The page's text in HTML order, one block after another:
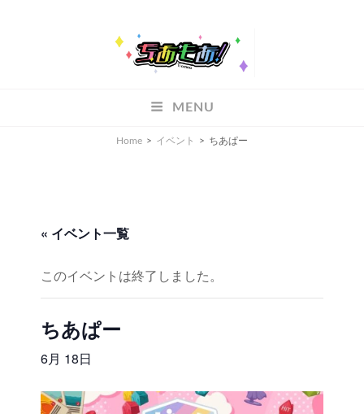
MENU
Home > イベント > ちあぱー
« イベント一覧
このイベントは終了しました。
ちあぱー
6月 18日